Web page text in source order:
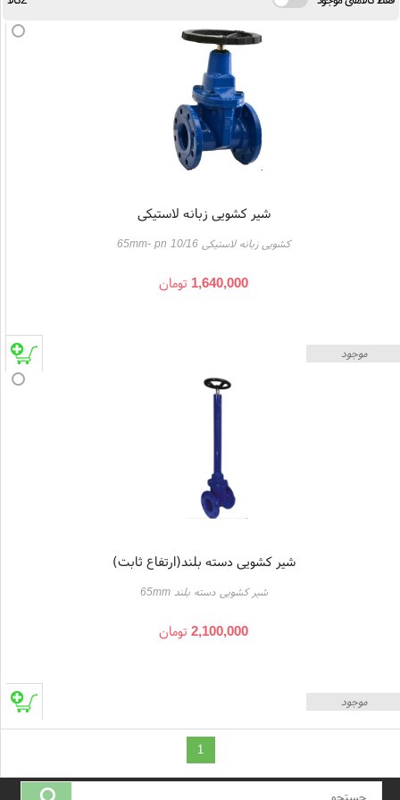
شیر کشویی زبانه لاستیکی
کشویی زبانه لاستیکی 65mm- pn 10/16
1,640,000 تومان
موجود
شیر کشویی دسته بلند(ارتفاع ثابت)
شیر کشویی دسته بلند 65mm
2,100,000تومان
موجود
1